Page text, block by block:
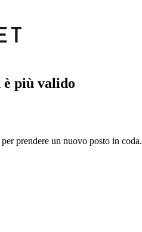
è più valido
prendere un nuovo posto in coda.